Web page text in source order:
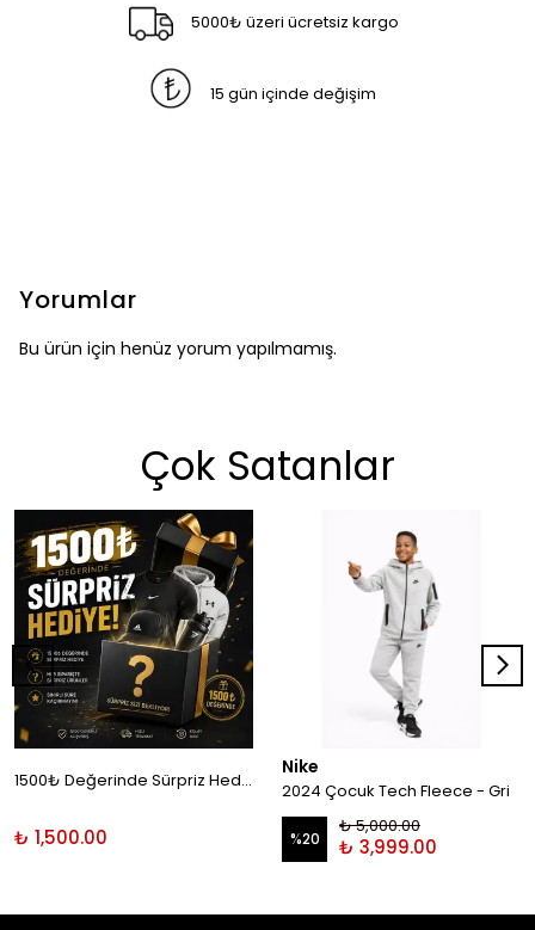
5000₺ üzeri ücretsiz kargo
15 gün içinde değişim
Yorumlar
Bu ürün için henüz yorum yapılmamış.
Çok Satanlar
1500₺ Değerinde Sürpriz Hediye!
₺ 1,500.00
Nike
2024 Çocuk Tech Fleece - Gri
%20
₺ 5,000.00
₺ 3,999.00